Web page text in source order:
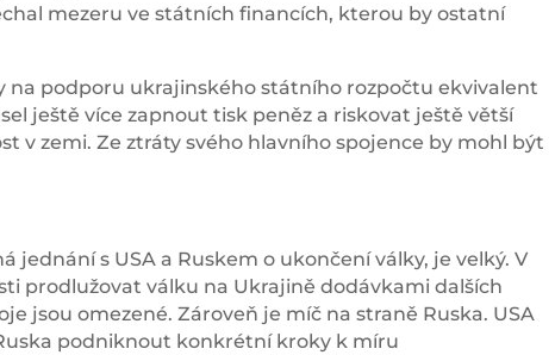
mezeru ve státních financích, kterou by ostatní
na podporu ukrajinského státního rozpočtu ekvivalent
ještě více zapnout tisk peněz a riskovat ještě větší
v zemi. Ze ztráty svého hlavního spojence by mohl být
jednání s USA a Ruskem o ukončení války, je velký. V
prodlužovat válku na Ukrajině dodávkami dalších
jsou omezené. Zároveň je míč na straně Ruska. USA
podniknout konkrétní kroky k míru